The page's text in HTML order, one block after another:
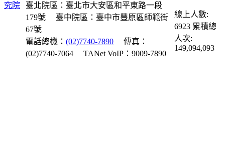
臺北院區：臺北市大安區和平東路一段
179號
臺中院區：臺中市豐原區師範街
67號
電話總機：(02)7740-7890
傳真：
(02)7740-7064
TANet VoIP：9009-7890
線上人數:
6923 累積總
人次:
149,094,093